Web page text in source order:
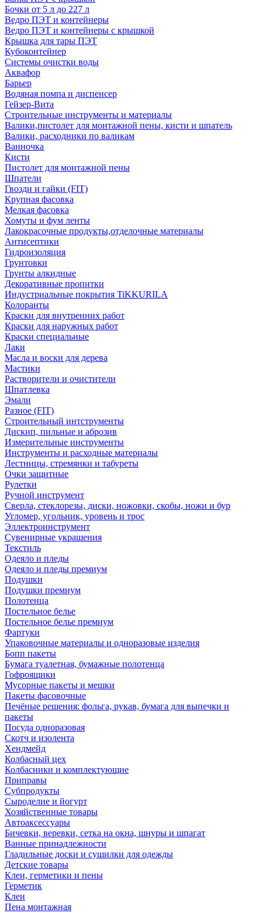
Бочки от 5 л до 227 л
Ведро ПЭТ и контейнеры
Ведро ПЭТ и контейнеры с крышкой
Крышка для тары ПЭТ
Кубоконтейнер
Системы очистки воды
Аквафор
Барьер
Водяная помпа и диспенсер
Гейзер-Вита
Строительные инструменты и материалы
Валики,пистолет для монтажной пены, кисти и шпатель
Валики, расходники по валикам
Ванночка
Кисти
Пистолет для монтажной пены
Шпатели
Гвозди и гайки (FIT)
Крупная фасовка
Мелкая фасовка
Хомуты и фум ленты
Лакокрасочные продукты,отделочные материалы
Антисептики
Гидроизоляция
Грунтовки
Грунты алкидные
Декоративные пропитки
Индустриальные покрытия TiKKURILA
Колоранты
Краски для внутренних работ
Краски для наружных работ
Краски специальные
Лаки
Масла и воски для дерева
Мастики
Растворители и очистители
Шпатлевка
Эмали
Разное (FIT)
Строительный интструменты
Дискип, пильные и аброзив
Измерительные инструменты
Инструменты и расходные материалы
Лестницы, стремянки и табуреты
Очки защитные
Рулетки
Ручной инструмент
Сверла, стеклорезы, диски, ножовки, скобы, ножи и бур
Угломер, угольник, уровень и трос
Эллектроинструмент
Сувенирные украшения
Текстиль
Одеяло и пледы
Одеяло и пледы премиум
Подушки
Подушки премиум
Полотенца
Постельное белье
Постельное белье премиум
Фартуки
Упаковочные материалы и одноразовые изделия
Бопп пакеты
Бумага туалетная, бумажные полотенца
Гофроящики
Мусорные пакеты и мешки
Пакеты фасовочные
Печёные решения: фольга, рукав, бумага для выпечки и
пакеты
Посуда одноразовая
Скотч и изолента
Хендмейд
Колбасный цех
Колбасники и комплектующие
Приправы
Субпродукты
Сыроделие и йогурт
Хозяйственные товары
Автоаксессуары
Бичевки, веревки, сетка на окна, шнуры и шпагат
Ванные принадлежности
Гладильные доски и сушилки для одежды
Детские товары
Клеи, герметики и пены
Герметик
Клеи
Пена монтажная